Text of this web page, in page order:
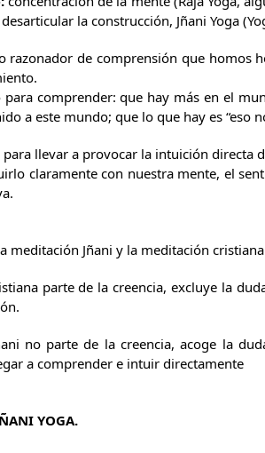
la construcción, Jñani Yoga
razonador de comprensión que
para comprender: que hay más en el
a este mundo; que lo que hay es “eso
llevar a provocar la intuición directa
claramente con nuestra mente, el
meditación Jñani y la meditación
parte de la creencia, excluye la
no parte de la creencia, acoge la
a comprender e intuir directamente
YOGA.